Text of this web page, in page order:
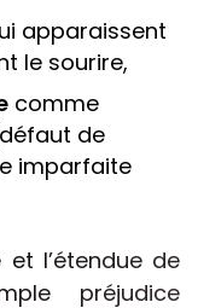
apparaissent
le sourire,
comme
de
imparfaite
l’étendue de
préjudice